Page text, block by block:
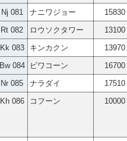
Nj 081
ナニワジョー 15830
Rt 082
ロウソクタワー 13100
Kk 083
キンカクン 13970
Bw 084
ビワコーン 16700
Nr 085
ナラダイ 17510
Kh 086 コフーン 10000